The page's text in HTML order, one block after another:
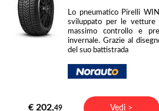
Lo pneumatico Pirelli
sviluppato per le vetture
massimo controllo e
invernale. Grazie al
del suo battistrada
€ 202,49 Vedi >